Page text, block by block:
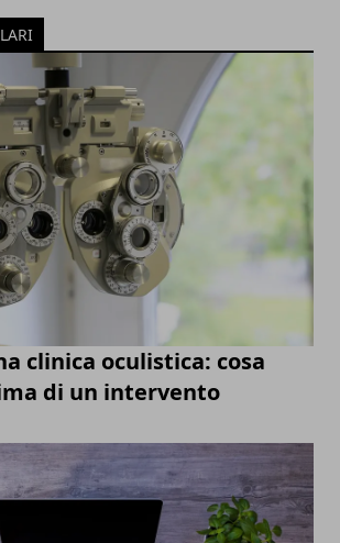
clinica oculistica: cosa
di un intervento